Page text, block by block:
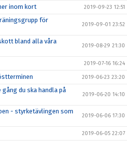
inom kort 2019-09-23 12:51
för
2019-09-01 23:52
bland alla våra
2019-08-29 21:30
2019-07-16 16:24
2019-06-23 23:20
du ska handla på
2019-06-20 14:10
- styrketävlingen som
2019-06-06 17:30
2019-06-05 22:07